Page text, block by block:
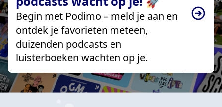
Begin met Podimo – meld je aan en
ontdek je favorieten meteen,
duizenden podcasts en
luisterboeken wachten op je.